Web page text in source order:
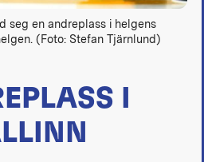
seg en andreplass i helgens
(Foto: Stefan Tjärnlund)
I